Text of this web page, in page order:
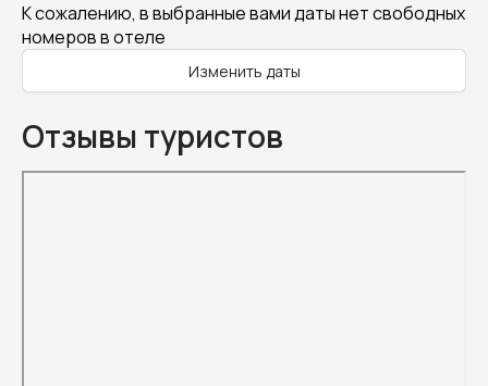
К сожалению, в выбранные вами даты нет свободных
номеров в отеле
Изменить даты
Отзывы туристов